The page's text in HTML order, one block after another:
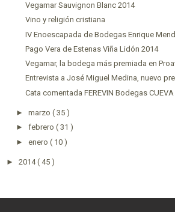
Vegamar Sauvignon Blanc 2014
Vino y religión cristiana
IV Enoescapada de Bodegas Enrique
Pago Vera de Estenas Viña Lidón 2014
Vegamar, la bodega más premiada en
Entrevista a José Miguel Medina, nuevo
Cata comentada FEREVIN Bodegas CUEVA
► marzo ( 35 )
► febrero ( 31 )
► enero ( 10 )
► 2014( 45 )